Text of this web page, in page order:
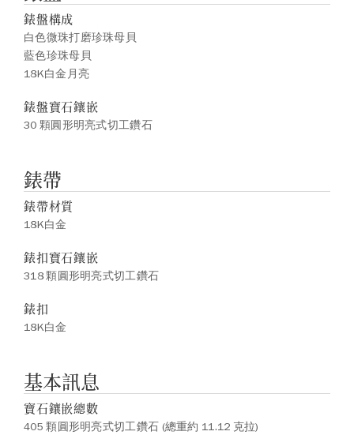
錶盤構成
白色微珠打磨珍珠母貝
藍色珍珠母貝
18K白金月亮
錶盤寶石鑲嵌
30 顆圓形明亮式切工鑽石
錶帶
錶帶材質
18K白金
錶扣寶石鑲嵌
318 顆圓形明亮式切工鑽石
錶扣
18K白金
基本訊息
寶石鑲嵌總數
405 顆圓形明亮式切工鑽石 (總重約 11.12 克拉)